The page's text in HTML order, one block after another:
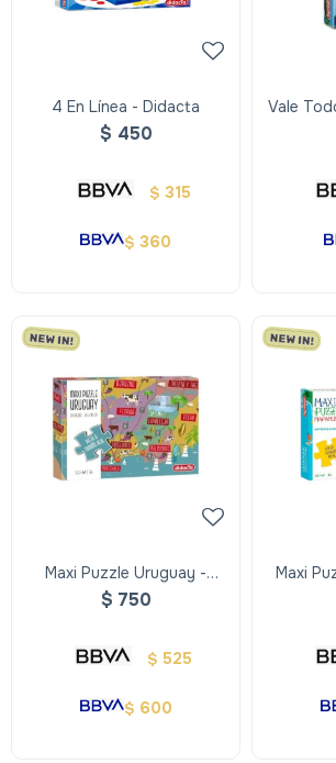
4 En Línea - Didacta
$ 450
$ 315
$ 360
Vale
Maxi Puzzle Uruguay -
Didacta
$ 750
$ 525
$ 600
Maxi